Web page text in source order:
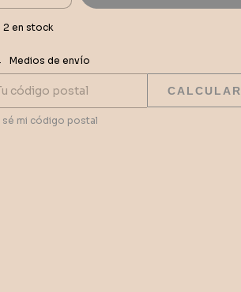
2 en stock
para el CP:
Medios de envío
CALCULAR
sé mi código postal